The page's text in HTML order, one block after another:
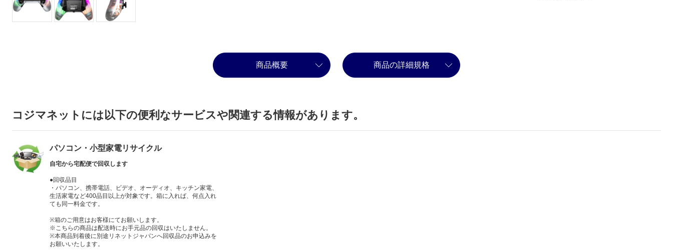
商品概要 商品の詳細規格
コジマネットには以下の便利なサービスや関連する情報があります。
パソコン・小型家電リサイクル
自宅から宅配便で回収します
●回収品目
・パソコン、携帯電話、ビデオ、オーディオ、キッチン家電、
生活家電など400品目以上が対象です。箱に入れば、何点入れ
ても同一料金です。
※箱のご用意はお客様にてお願いします。
※こちらの商品は配送時にお手元品の回収はいたしません。
※本商品到着後に別途リネットジャパンへ回収品のお申込みを
お願いいたします。